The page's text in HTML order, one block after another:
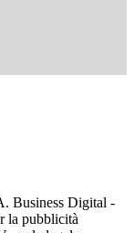
Business Digital -
la pubblicità